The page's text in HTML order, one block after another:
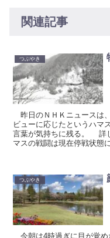
関連記事
つぶやき
昨日のＮＨＫニュースは
ビューに応じたというハマ
言葉が気持ちに残る。 詳
マスの戦闘は現在停戦状態
つぶやき
今朝は4時過ぎに目が覚め